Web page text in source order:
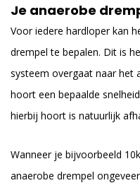
Je anaerobe
Voor iedere hardloper kan
drempel te bepalen. Dit is
systeem overgaat naar het
hoort een bepaalde
hierbij hoort is natuurlijk
Wanneer je bijvoorbeeld
anaerobe drempel